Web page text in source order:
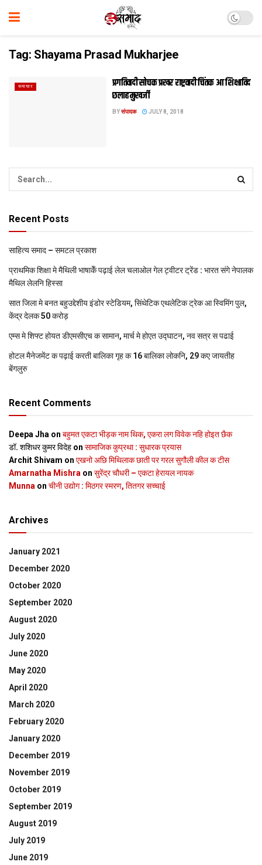
Tag: Shayama Prasad Mukharjee
समाचार
प्रगतिवादी सोचक प्रखर राष्ट्रवादी चिंतक आ शिक्षाविद
छलाह मुखर्जी
BYसंपादक JULY 8, 2018
Recent Posts
साहित्य समाद – समटल प्रकाश
प्राथमिक शि‍क्षा मे मैथि‍ली भाषाकेँ पढ़ाई लेल चलाओल गेल ट्वीटर ट्रेंड : भारत संगे नेपालक
मैथिल लेलनि हिस्सा
सात जिला मे बनत बहुउद्देशीय इंडोर स्‍टेडि‍यम, सिंथेटिक एथलेटिक ट्रेक आ स्विमिंग पुल,
केंद्र देलक 50 करोड़
एम्स मे शिफ्ट होयत डीएमसीएच क सामान, मार्च मे होएत उद्घाटन, नव सत्र स पढाई
होटल मैनेजमेंट क पढ़ाई करती बालिका गृह क 16 बालिका लोकनि, 29 कए जायतीह
बेंगलुरु
Recent Comments
Deepa Jha on बहुमत एकटा भीड़क नाम थिक, एकरा लग विवेक नहि होइत छैक
डॉ. शशिधर कुमर विदेह on सामाजिक कुप्रथा : सुधारक प्रयास
Archit Shivam on एखनो अछि मिथिलाक छाती पर गरल सुगौली कील क टीस
Amarnatha Mishra on सुरेंद्र चौधरी – एकटा हेरायल नायक
Munna on चीनी उद्योग : मिठगर स्‍मरण, तितगर सच्‍चाई
Archives
January 2021
December 2020
October 2020
September 2020
August 2020
July 2020
June 2020
May 2020
April 2020
March 2020
February 2020
January 2020
December 2019
November 2019
October 2019
September 2019
August 2019
July 2019
June 2019